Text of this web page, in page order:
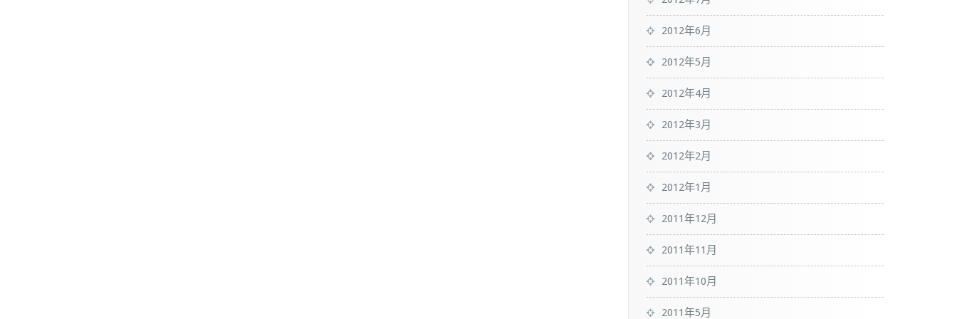
2012年6月
2012年5月
2012年4月
2012年3月
2012年2月
2012年1月
2011年12月
2011年11月
2011年10月
2011年5月